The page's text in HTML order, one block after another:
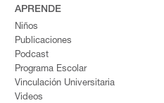
APRENDE
Niños
Publicaciones
Podcast
Programa Escolar
Vinculación Universitaria
Videos